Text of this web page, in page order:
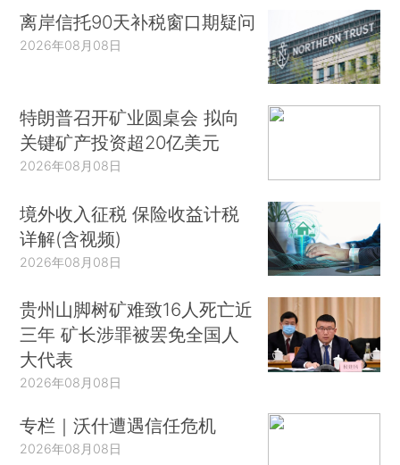
离岸信托90天补税窗口期疑问
2026年08月08日
特朗普召开矿业圆桌会 拟向
关键矿产投资超20亿美元
2026年08月08日
境外收入征税 保险收益计税
详解(含视频)
2026年08月08日
贵州山脚树矿难致16人死亡近
三年 矿长涉罪被罢免全国人
大代表
2026年08月08日
专栏｜沃什遭遇信任危机
2026年08月08日